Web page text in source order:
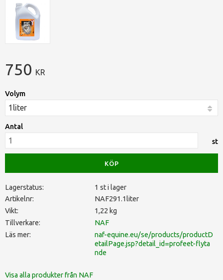
750 KR
Volym
Antal
st
KÖP
Lagerstatus
1 st i lager
Artikelnr
NAF291.1liter
Vikt
1,22 kg
Tillverkare
NAF
Läs mer
naf-equine.eu/se/products/productD
etailPage.jsp?detail_id=profeet-flyta
nde
Visa alla produkter från NAF